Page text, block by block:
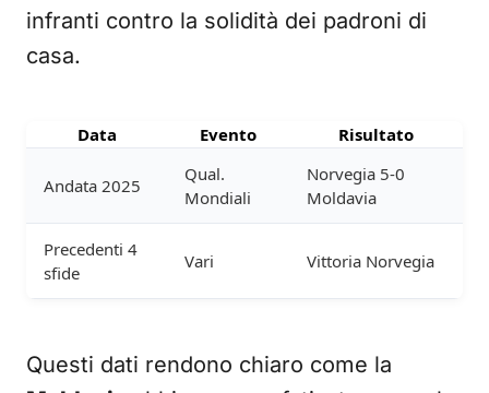
infranti contro la solidità dei padroni di
casa.
Data Evento Risultato
Andata 2025
Qual.
Mondiali
Norvegia 5-0
Moldavia
Precedenti 4
sfide
Vari Vittoria Norvegia
Questi dati rendono chiaro come la